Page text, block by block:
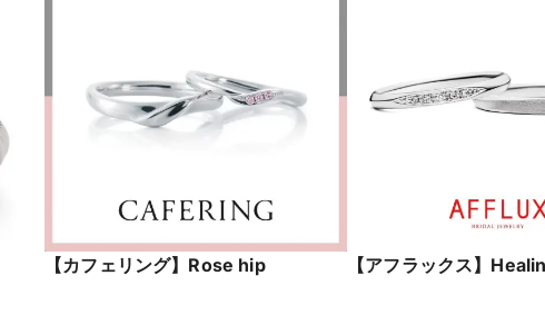
【カフェリング】Rose hip 【アフラックス】